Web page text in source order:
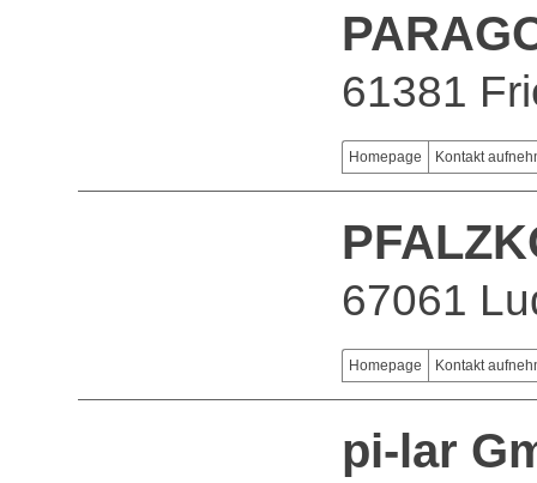
61381
Homepage Kontakt
67061
Homepage Kontakt
pi-lar